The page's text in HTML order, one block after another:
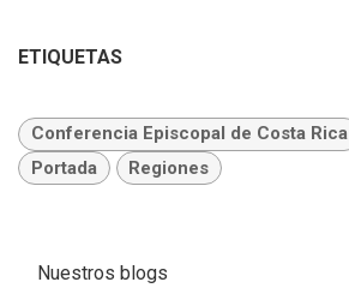
ETIQUETAS
Conferencia Episcopal de Costa Rica
Portada
Regiones
Nuestros blogs